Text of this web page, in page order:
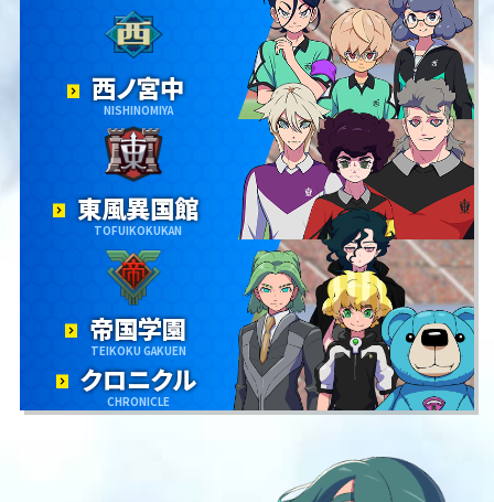
西ノ宮中
NISHINOMIYA
東風異国館
TOFUIKOKUKAN
帝国学園
TEIKOKU GAKUEN
クロニクル
CHRONICLE